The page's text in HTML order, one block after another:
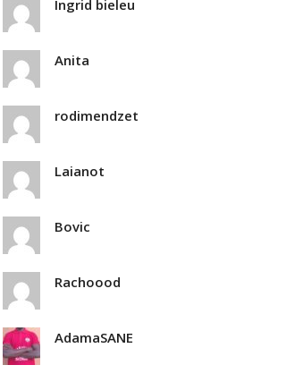
Ingrid bieleu
Anita
rodimendzet
Laianot
Bovic
Rachoood
AdamaSANE